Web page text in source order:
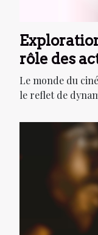
rôle des
pour
Le monde du
le reflet de